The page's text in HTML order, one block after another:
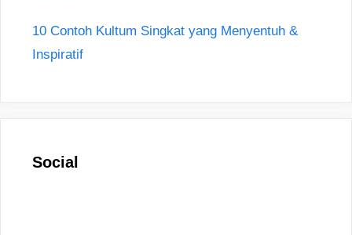
10 Contoh Kultum Singkat yang Menyentuh &
Inspiratif
Social